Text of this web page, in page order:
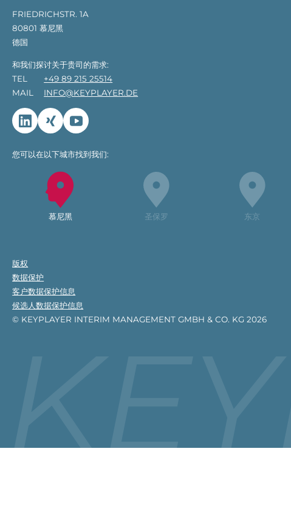
FRIEDRICHSTR. 1A
80801 慕尼黑
德国
和我们探讨关于贵司的需求:
TEL
+49 89 215 25514
MAIL
INFO@KEYPLAYER.DE
Linkedin
Xing Youtube
您可以在以下城市找到我们:
慕尼黑 圣保罗 东京
版权
数据保护
客户数据保护信息
候选人数据保护信息
© KEYPLAYER INTERIM MANAGEMENT GMBH & CO. KG 2026